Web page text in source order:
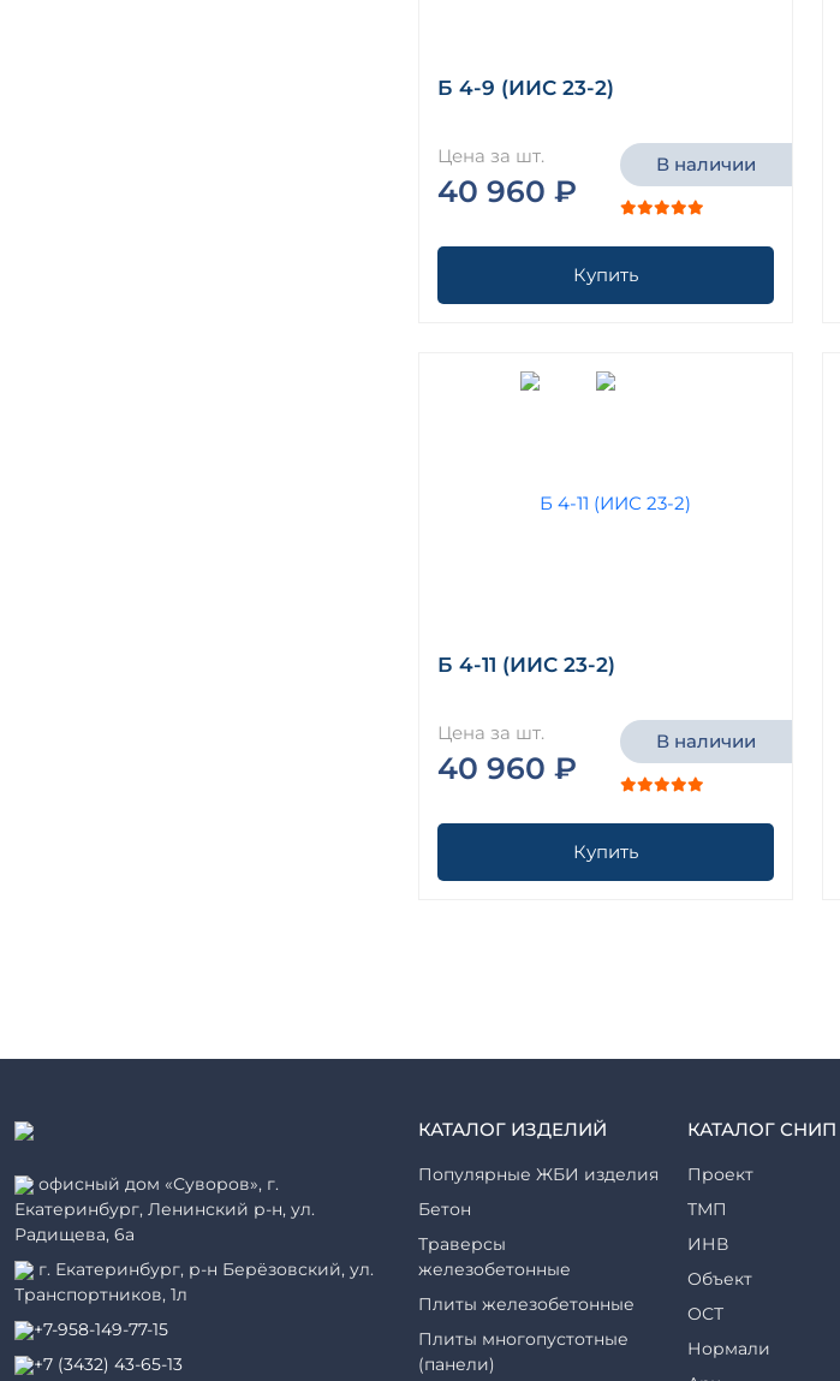
Б 4-9 (ИИС 23-2)
Цена за шт.
40 960 ₽
В наличии
Купить
Б 4-11 (ИИС 23-2)
Цена за шт.
40 960 ₽
В наличии
Купить
офисный дом «Суворов», г.
Екатеринбург, Ленинский р-н, ул.
Радищева, 6а
г. Екатеринбург, р-н Берёзовский, ул.
Транспортников, 1л
+7-958-149-77-15
+7 (3432) 43-65-13
КАТАЛОГ ИЗДЕЛИЙ
Популярные ЖБИ изделия
Бетон
Траверсы
железобетонные
Плиты железобетонные
Плиты многопустотные
(панели)
КАТАЛОГ СНИП
Проект
ТМП
ИНВ
Объект
ОСТ
Нормали